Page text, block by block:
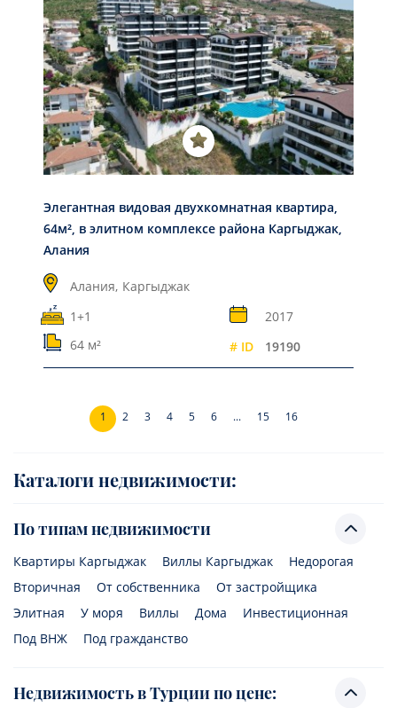
Элегантная видовая двухкомнатная квартира,
64м², в элитном комплексе района Каргыджак,
Алания
Алания, Каргыджак
1+1
2017
64 м²
# ID 19190
1 2 3 4 5 6 ... 15 16
Каталоги недвижимости:
По типам недвижимости
Квартиры Каргыджак Виллы Каргыджак
Недорогая
Вторичная
От собственника
От застройщика
Элитная
У моря Виллы Дома
Инвестиционная
Под ВНЖ
Под гражданство
Недвижимость в Турции по цене: